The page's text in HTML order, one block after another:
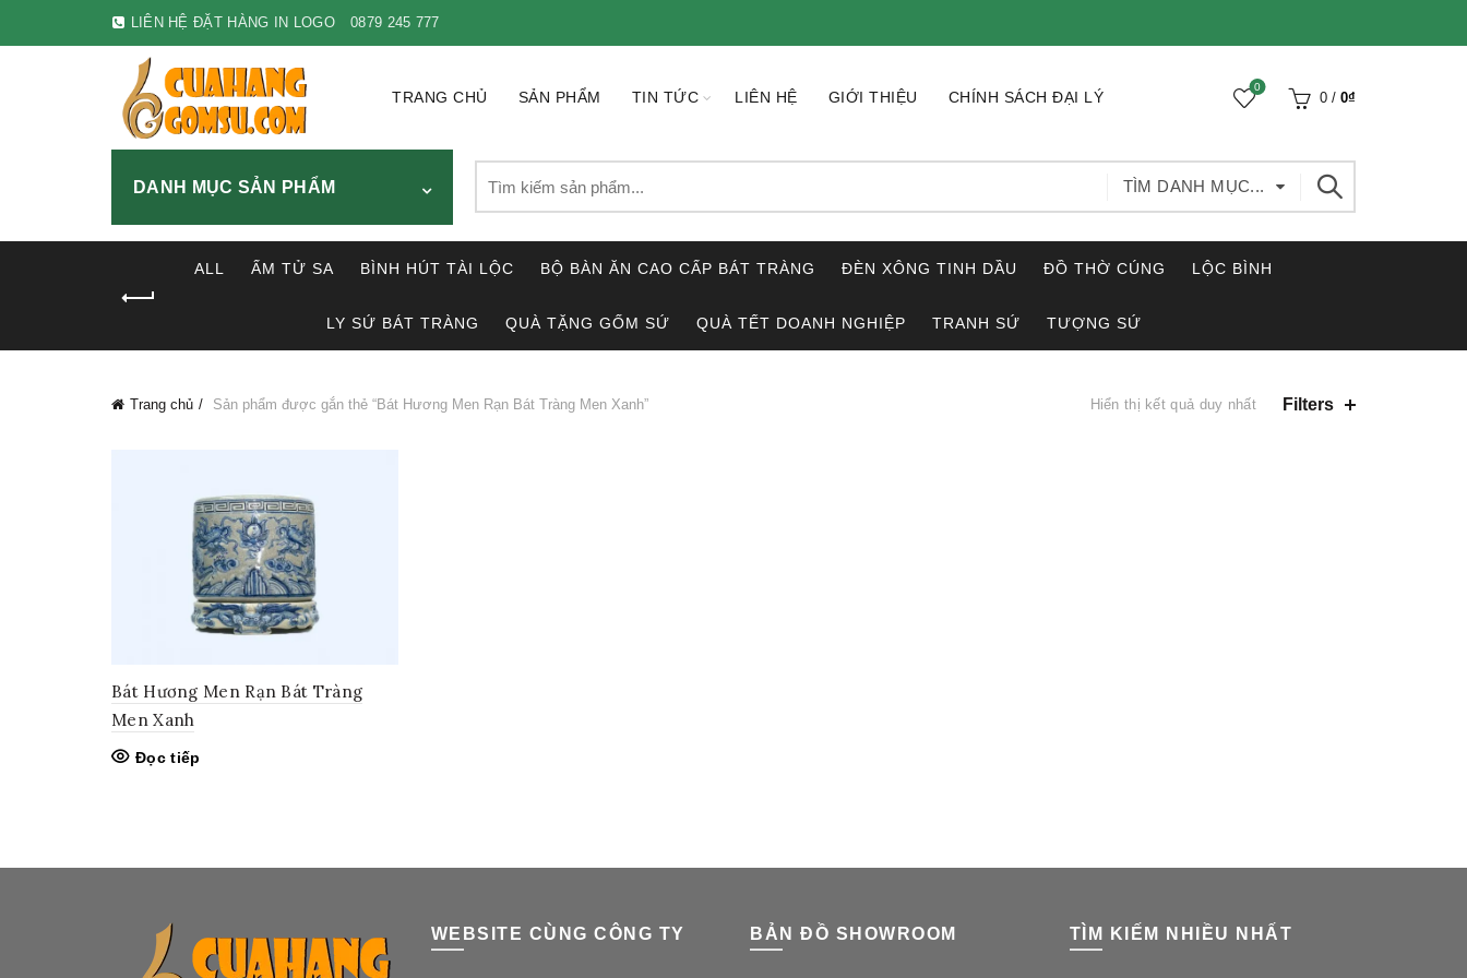
LIÊN HỆ ĐẶT HÀNG IN LOGO 0879 245 777
TRANG CHỦ SẢN PHẨM TIN TỨC LIÊN HỆ GIỚI THIỆU CHÍNH SÁCH ĐẠI LÝ
0
0 / 0₫
DANH MỤC SẢN PHẨM
for:
TÌM DANH MỤC...
ALL ẤM TỬ SA BÌNH HÚT TÀI LỘC BỘ BÀN ĂN CAO CẤP BÁT TRÀNG ĐÈN XÔNG TINH DẦU ĐỒ THỜ CÚNG LỘC BÌNH
LY SỨ BÁT TRÀNG QUÀ TẶNG GỐM SỨ QUÀ TẾT DOANH NGHIỆP TRANH SỨ TƯỢNG SỨ
Trang chủ Sản phẩm được gắn thẻ “Bát Hương Men Rạn Bát Tràng Men Xanh” Hiển thị kết quả duy nhất Filters
Bát Hương Men Rạn Bát Tràng
Men Xanh
Đọc tiếp
WEBSITE CÙNG CÔNG TY BẢN ĐỒ SHOWROOM TÌM KIẾM NHIỀU NHẤT